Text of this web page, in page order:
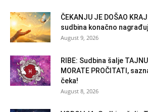
ČEKANJU JE DOŠAO
sudbina konačno
August 9, 2026
RIBE: Sudbina šalje
MORATE PROČITATI,
čeka!
August 8, 2026